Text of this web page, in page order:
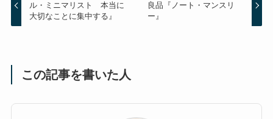
ル・ミニマリスト 本当に
大切なことに集中する』
良品『ノート・マンスリ
ー』
この記事を書いた人